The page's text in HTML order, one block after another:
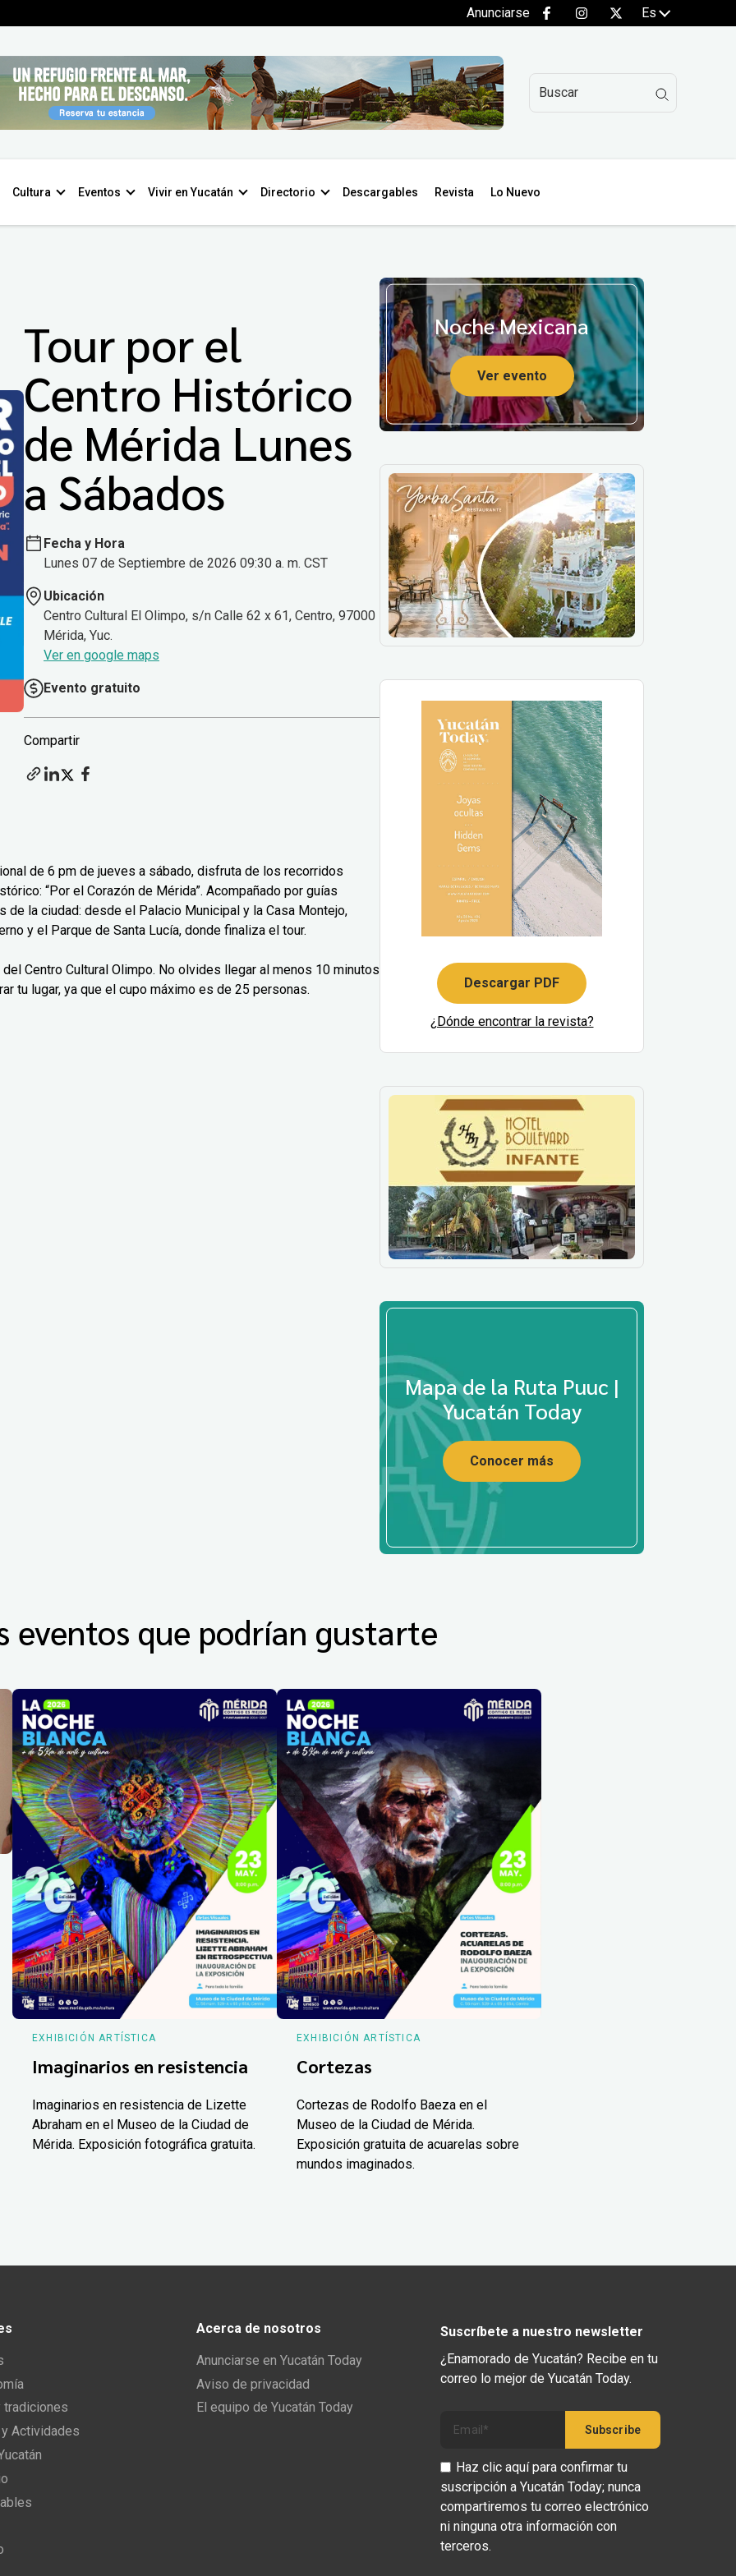
Anunciarse Es
Cultura Eventos Vivir en Yucatán Directorio Descargables Revista Lo Nuevo
Tour por el
Centro Histórico
de Mérida Lunes
a Sábados
Fecha y Hora
Lunes 07 de Septiembre de 2026 09:30 a. m. CST
Ubicación
Centro Cultural El Olimpo, s/n Calle 62 x 61, Centro, 97000
Mérida, Yuc.
Ver en google maps
Evento gratuito
Compartir
de 6 pm de jueves a sábado, disfruta de los recorridos
“Por el Corazón de Mérida”. Acompañado por guías
la ciudad: desde el Palacio Municipal y la Casa Montejo,
y el Parque de Santa Lucía, donde finaliza el tour.
Centro Cultural Olimpo. No olvides llegar al menos 10 minutos
tu lugar, ya que el cupo máximo es de 25 personas.
Noche Mexicana
Ver evento
Descargar PDF
¿Dónde encontrar la revista?
Mapa de la Ruta Puuc |
Yucatán Today
Conocer más
eventos que podrían gustarte
EXHIBICIÓN ARTÍSTICA
Imaginarios en resistencia
Imaginarios en resistencia de Lizette
Abraham en el Museo de la Ciudad de
Mérida. Exposición fotográfica gratuita.
EXHIBICIÓN ARTÍSTICA
Cortezas
Cortezas de Rodolfo Baeza en el
Museo de la Ciudad de Mérida.
Exposición gratuita de acuarelas sobre
mundos imaginados.
tradiciones
Actividades
Acerca de nosotros
Anunciarse en Yucatán Today
Aviso de privacidad
El equipo de Yucatán Today
Suscríbete a nuestro newsletter
¿Enamorado de Yucatán? Recibe en tu
correo lo mejor de Yucatán Today.
Haz clic aquí para confirmar tu
suscripción a Yucatán Today; nunca
compartiremos tu correo electrónico
ni ninguna otra información con
terceros.